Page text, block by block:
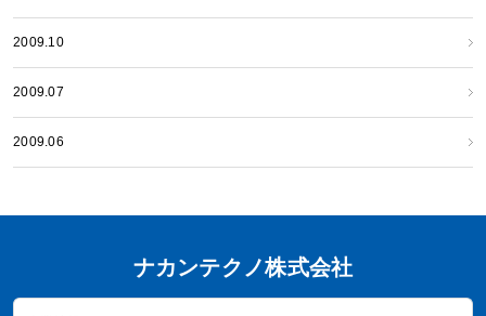
2009.10
2009.07
2009.06
ナカンテクノ株式会社